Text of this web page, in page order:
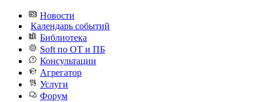
Новости
Календарь событий
Библиотека
Soft по ОТ и ПБ
Консультации
Агрегатор
Услуги
Форум